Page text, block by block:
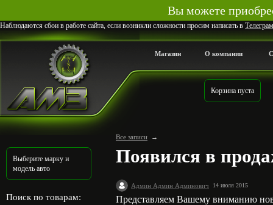
Вы можете
Наблюдаются сбои в работе сайта, если возникли сложности просим написать в
Магазин О компании
Выберите марку и
модель авто
Поиск по товарам:
Все записи →
Появился в
Админ Админ Админович 14 июля 2015
Представляем Вашему вниманию
Корзина пуста